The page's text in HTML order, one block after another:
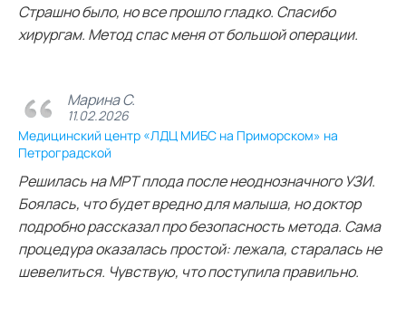
Страшно было, но все прошло гладко. Спасибо
хирургам. Метод спас меня от большой операции.
Марина С.
11.02.2026
Медицинский центр «ЛДЦ МИБС на Приморском» на
Петроградской
Решилась на МРТ плода после неоднозначного УЗИ.
Боялась, что будет вредно для малыша, но доктор
подробно рассказал про безопасность метода. Сама
процедура оказалась простой: лежала, старалась не
шевелиться. Чувствую, что поступила правильно.